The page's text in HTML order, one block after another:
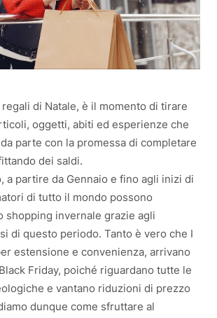
di Natale, è il momento di tirare
oggetti, abiti ed esperienze che
parte con la promessa di completare
dei saldi.
a partire da Gennaio e fino agli inizi di
di tutto il mondo possono
shopping invernale grazie agli
di questo periodo. Tanto è vero che I
estensione e convenienza, arrivano
Friday, poiché riguardano tutte le
e vantano riduzioni di prezzo
dunque come sfruttare al